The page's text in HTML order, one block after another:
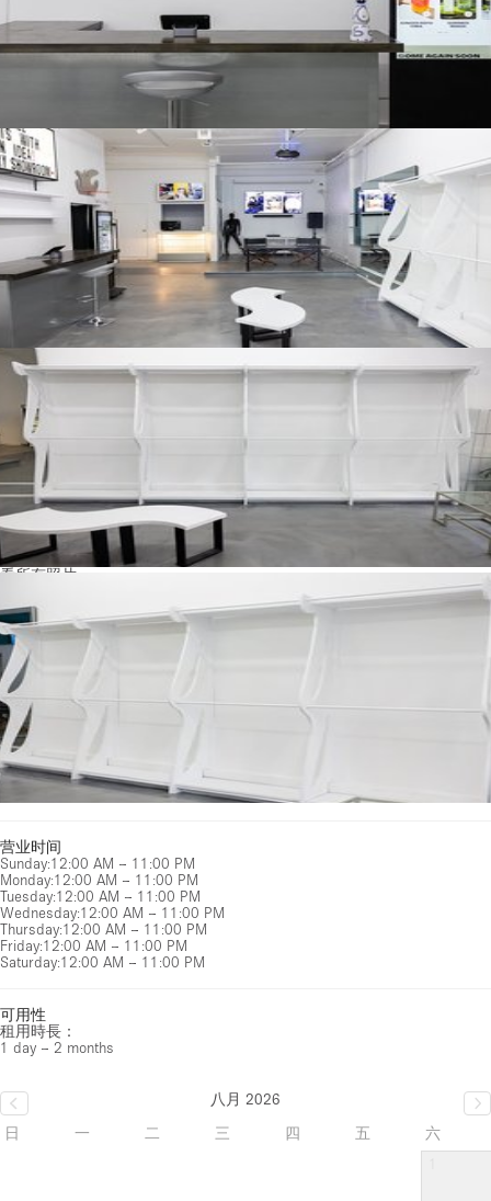
看所有照片
营业时间
Sunday:12:00 AM – 11:00 PM
Monday:12:00 AM – 11:00 PM
Tuesday:12:00 AM – 11:00 PM
Wednesday:12:00 AM – 11:00 PM
Thursday:12:00 AM – 11:00 PM
Friday:12:00 AM – 11:00 PM
Saturday:12:00 AM – 11:00 PM
可用性
租用時長：
1 day – 2 months
八月 2026
日
一 二 三 四 五
六